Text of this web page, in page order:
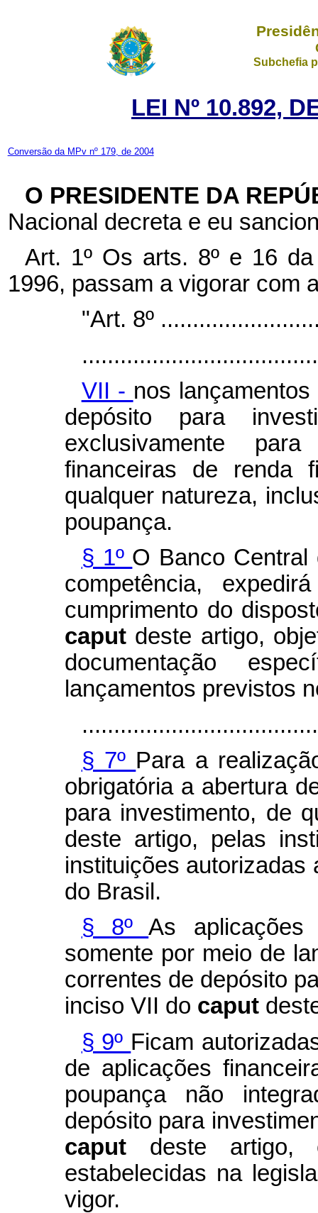
Subchefia
LEI Nº 10.892,
Conversão da MPv nº 179, de 2004
O PRESIDENTE DA
Nacional decreta e eu
Art. 1º Os arts. 8º e 16
1996, passam a vigorar com
"Art. 8º
VII - nos
depósito para
exclusivamente
financeiras de renda
qualquer natureza,
poupança.
§ 1º O Banco
competência,
cumprimento do
caput deste artigo,
documentação
lançamentos previstos
§ 7º Para a
obrigatória a abertura
para investimento, de
deste artigo, pelas
instituições autorizadas
do Brasil.
§ 8ºAs aplicações
somente por meio de
correntes de depósito
inciso VII do caput
§ 9º Ficam
de aplicações
poupança não
depósito para
caput deste artigo,
estabelecidas na
vigor.